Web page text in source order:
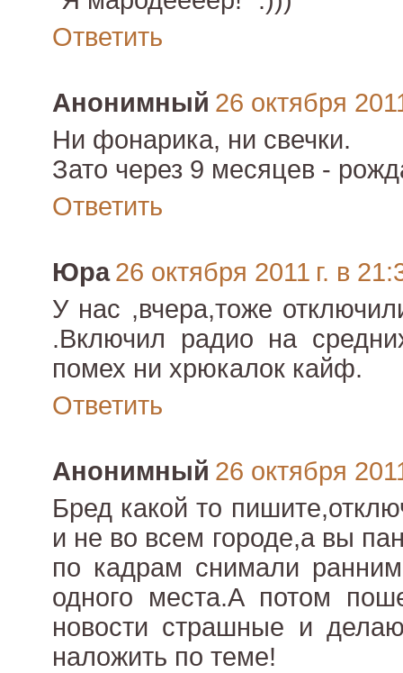
Ответить
Анонимный 26 октября
Ни фонарика, ни свечки.
Зато через 9 месяцев -
Ответить
Юра 26 октября 2011 г. в
У нас ,вчера,тоже
.Включил радио на
помех ни хрюкалок кайф.
Ответить
Анонимный 26 октября
Бред какой то
и не во всем городе,а вы
по кадрам снимали
одного места.А потом
новости страшные и
наложить по теме!